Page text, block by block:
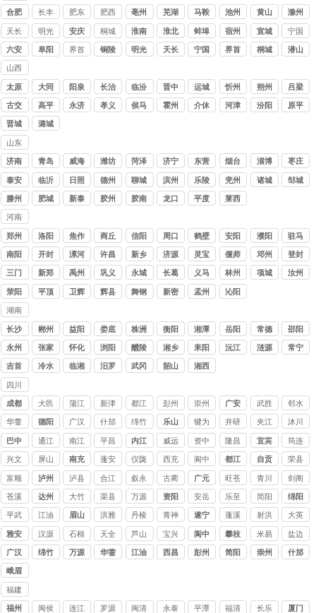
讨债
公司
合肥 长丰 肥东 肥西 亳州 芜湖
马鞍
山
池州 黄山 滁州
天长 明光 安庆 桐城 淮南 淮北 蚌埠 宿州 宣城 宁国
六安 阜阳 界首 铜陵 明光 天长 宁国 界首 桐城 潜山
山西
讨债
公司
太原 大同 阳泉 长治 临汾 晋中 运城 忻州 朔州 吕梁
古交 高平 永济 孝义 侯马 霍州 介休 河津 汾阳 原平
晋城 潞城
山东
讨债
公司
济南 青岛 威海 潍坊 菏泽 济宁 东营 烟台 淄博 枣庄
泰安 临沂 日照 德州 聊城 滨州 乐陵 兖州 诸城 邹城
滕州 肥城 新泰 胶州 胶南 龙口 平度 莱西
河南
讨债
公司
郑州 洛阳 焦作 商丘 信阳 周口 鹤壁 安阳 濮阳
驻马
店
南阳 开封 漯河 许昌 新乡 济源 灵宝 偃师 邓州 登封
三门
峡
新郑 禹州 巩义 永城 长葛 义马 林州 项城 汝州
荥阳
平顶
卫辉 辉县 舞钢 新密 孟州 沁阳
湖南
讨债
公司
长沙 郴州 益阳 娄底 株洲 衡阳 湘潭 岳阳 常德 邵阳
永州
张家
界
怀化 浏阳 醴陵 湘乡 耒阳 沅江 涟源 常宁
吉首
冷水
临湘 汨罗 武冈 韶山 湘西
四川
讨债
公司
成都 大邑 蒲江 新津
都江
堰
彭州 崇州 广安 武胜 邻水
华蓥 德阳 广汉 什邡 绵竹 乐山 犍为 井研 夹江 沐川
巴中 通江 南江 平昌 内江 威远 资中 隆昌 宜宾 筠连
兴文 屏山 南充 蓬安 仪陇 西充 阆中
都江
堰
自贡 荣县
富顺 泸州 泸县 合江 叙永 古蔺 广元 旺苍 青川 剑阁
苍溪 达州 大竹 渠县 万源 资阳 安岳 乐至 简阳 绵阳
平武 江油 眉山 洪雅 丹棱 青神 遂宁 蓬溪 射洪 大英
雅安 汉源 石棉 天全 芦山 宝兴 阆中
攀枝
花
米易 盐边
广汉 绵竹 万源 华蓥 江油 西昌 彭州 简阳 崇州 什邡
峨眉
山
福建
讨债
福州 闽侯 连江 罗源 闽清 永泰 平潭 福清 长乐 厦门